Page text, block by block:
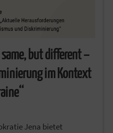
but different –
im Kontext
Jena bietet